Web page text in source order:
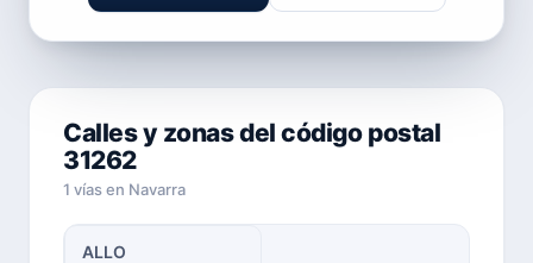
Calles y zonas del código postal
31262
1 vías en Navarra
ALLO